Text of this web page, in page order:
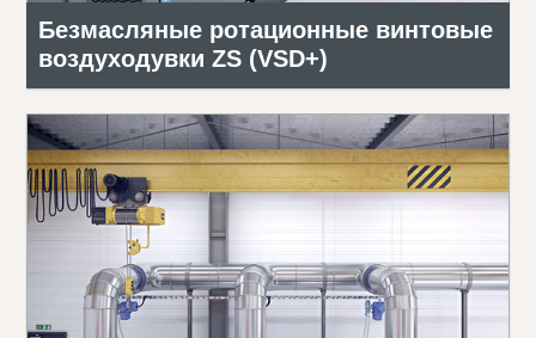
Безмасляные ротационные винтовые
воздуходувки ZS (VSD+)